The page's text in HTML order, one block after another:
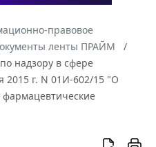
правовое
ленты ПРАЙМ
надзору в сфере
2015 г. N 01И-602/15 "О
фармацевтические